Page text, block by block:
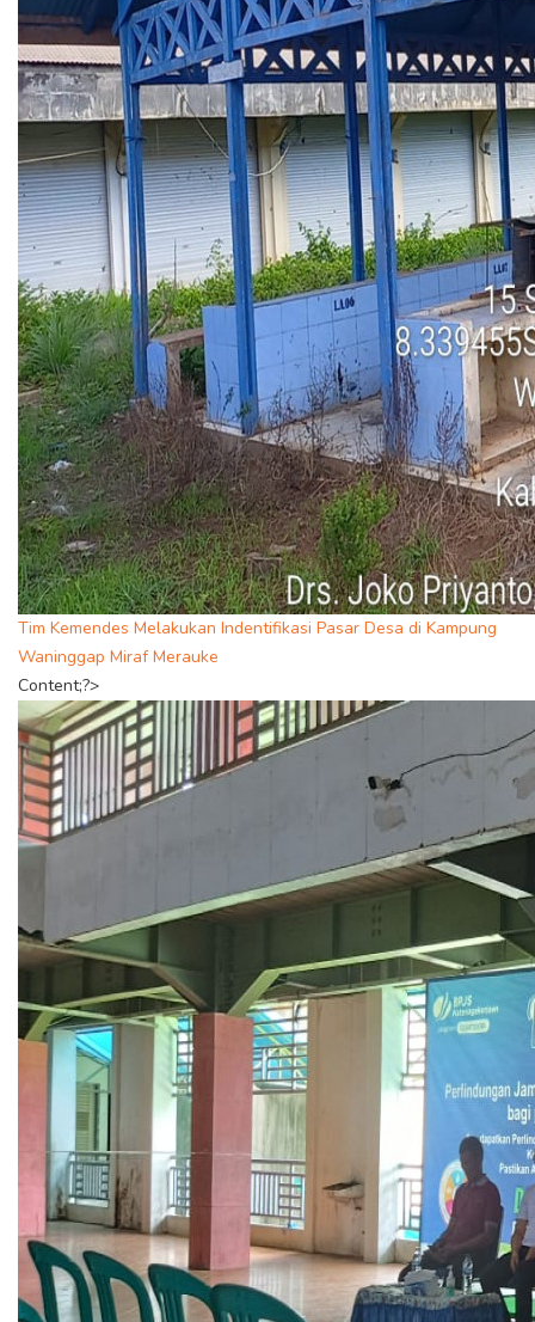
Tim Kemendes Melakukan Indentifikasi Pasar Desa di Kampung
Waninggap Miraf Merauke
Content;?>